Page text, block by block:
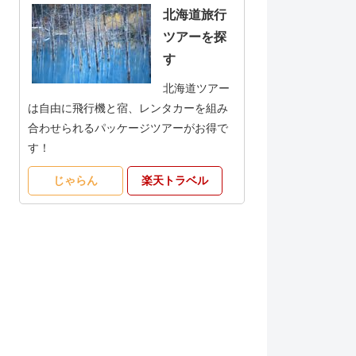
北海道旅行
ツアーを探
す
北海道ツアー
は自由に飛行機と宿、レンタカーを組み
合わせられるパッケージツアーがお得で
す！
じゃらん 楽天トラベル